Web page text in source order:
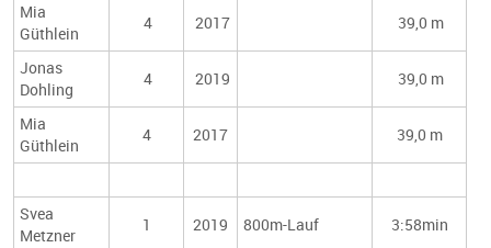
Mia
Güthlein
4 2017 39,0 m
Jonas
Dohling
4 2019 39,0 m
Mia
Güthlein
4 2017 39,0 m
Svea
Metzner
1 2019 800m-Lauf 3:58min